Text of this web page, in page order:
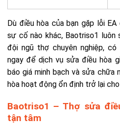
Dù điều hòa của bạn gặp lỗi
sự cố nào khác, Baotriso1 luôn
đội ngũ thợ chuyên nghiệp,
ngay để dịch vụ sửa điều hòa
báo giá minh bạch và sửa chữa
hòa hoạt động ổn định trở lại
Baotriso1 – Thợ sửa
tận tâm